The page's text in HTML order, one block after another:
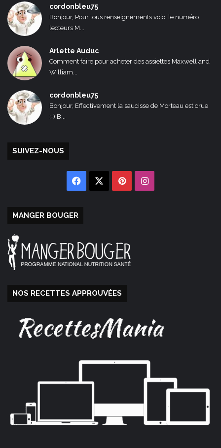
cordonbleu75
Bonjour, Pour tous renseignements voici le numéro
lecteurs M...
Arlette Auduc
Comment faire pour acheter des assiettes Maxwell and
William...
cordonbleu75
Bonjour, Effectivement la saucisse de Morteau est crue
:-) B...
SUIVEZ-NOUS
Facebook PinterestInstagram
MANGER BOUGER
NOS RECETTES APPROUVÉES